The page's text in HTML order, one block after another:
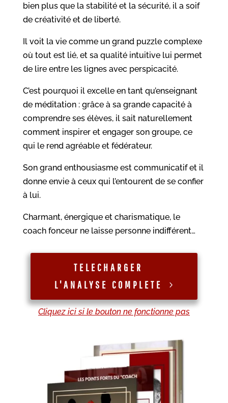
bien plus que la stabilité et la sécurité, il a soif
de créativité et de liberté.
Il voit la vie comme un grand puzzle complexe
où tout est lié, et sa qualité intuitive lui permet
de lire entre les lignes avec perspicacité.
C’est pourquoi il excelle en tant qu’enseignant
de méditation : grâce à sa grande capacité à
comprendre ses élèves, il sait naturellement
comment inspirer et engager son groupe, ce
qui le rend agréable et fédérateur.
Son grand enthousiasme est communicatif et il
donne envie à ceux qui l’entourent de se confier
à lui.
Charmant, énergique et charismatique, le
coach fonceur ne laisse personne indifférent…
TELECHARGER
L'ANALYSE COMPLETE
Cliquez ici si le bouton ne fonctionne pas